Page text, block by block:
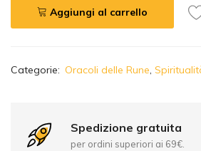
Aggiungi al carrello
lCategorie: Oracoli delle Rune,
Spedizione gratuita
per ordini superiori ai 69€.